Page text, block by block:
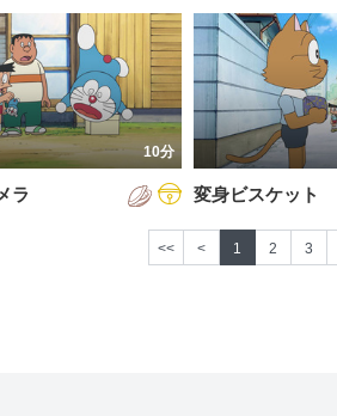
10分
ラ 変身ビスケット
<< < 1 2 3